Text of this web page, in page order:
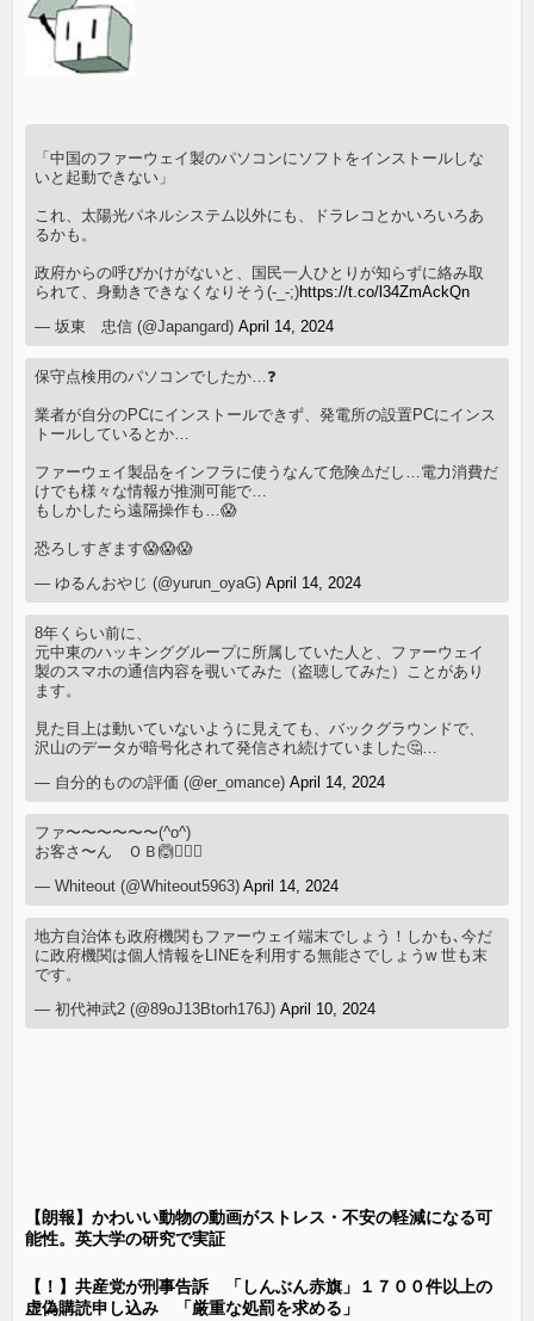
「中国のファーウェイ製のパソコンにソフトをインストールしな
いと起動できない」
これ、太陽光パネルシステム以外にも、ドラレコとかいろいろあ
るかも。
政府からの呼びかけがないと、国民一人ひとりが知らずに絡み取
られて、身動きできなくなりそう(-_-;)https://t.co/l34ZmAckQn
— 坂東 忠信 (@Japangard)April 14, 2024
保守点検用のパソコンでしたか…❓
業者が自分のPCにインストールできず、発電所の設置PCにインス
トールしているとか…
ファーウェイ製品をインフラに使うなんて危険⚠️だし…電力消費だ
けでも様々な情報が推測可能で…
もしかしたら遠隔操作も…😱
恐ろしすぎます😱😱😱
— ゆるんおやじ (@yurun_oyaG)April 14, 2024
8年くらい前に、
元中東のハッキンググループに所属していた人と、ファーウェイ
製のスマホの通信内容を覗いてみた（盗聴してみた）ことがあり
ます。
見た目上は動いていないように見えても、バックグラウンドで、
沢山のデータが暗号化されて発信され続けていました🤔…
— 自分的ものの評価 (@er_omance)April 14, 2024
ファ〜〜〜〜〜〜(^o^)
お客さ〜ん ＯＢ🙆🏌‍♀⛳
— Whiteout (@Whiteout5963)April 14, 2024
地方自治体も政府機関もファーウェイ端末でしょう！しかも､今だ
に政府機関は個人情報をLINEを利用する無能さでしょうw 世も末
です。
— 初代神武2 (@89oJ13Btorh176J)April 10, 2024
【朗報】かわいい動物の動画がストレス・不安の軽減になる可
能性。英大学の研究で実証
【！】共産党が刑事告訴 「しんぶん赤旗」１７００件以上の
虚偽購読申し込み 「厳重な処罰を求める」